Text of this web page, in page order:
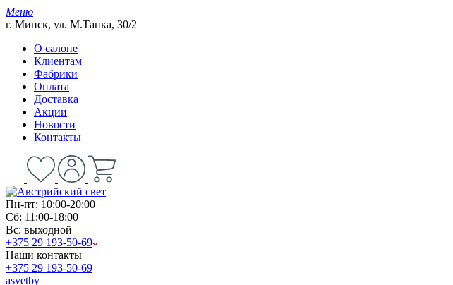
Меню
г. Минск, ул. М.Танка, 30/2
О салоне
Клиентам
Фабрики
Оплата
Доставка
Акции
Новости
Контакты
Пн-пт: 10:00-20:00
Сб: 11:00-18:00
Вс: выходной
+375 29 193-50-69
Наши контакты
+375 29 193-50-69
asvetby